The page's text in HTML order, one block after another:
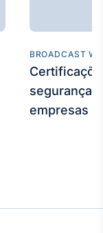
BROADCAST
segurança
empresas